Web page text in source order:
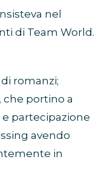
nel
di Team World.
romanzi;
che portino a
partecipazione
avendo
in